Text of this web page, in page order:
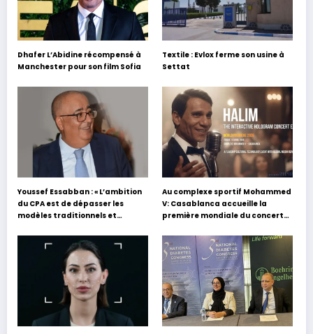
Dhafer L’Abidine récompensé à
Manchester pour son film Sofia
Textile : Evlox ferme son usine à
Settat
Youssef Essabban : « L’ambition
du CPA est de dépasser les
modèles traditionnels et
s’appuyant sur le partage des
expériences »
Au complexe sportif Mohammed
V: Casablanca accueille la
première mondiale du concert